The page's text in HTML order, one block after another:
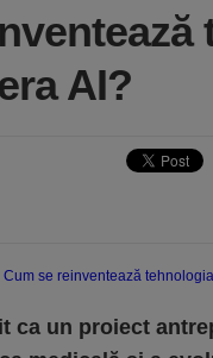
AI?
ca un proiect